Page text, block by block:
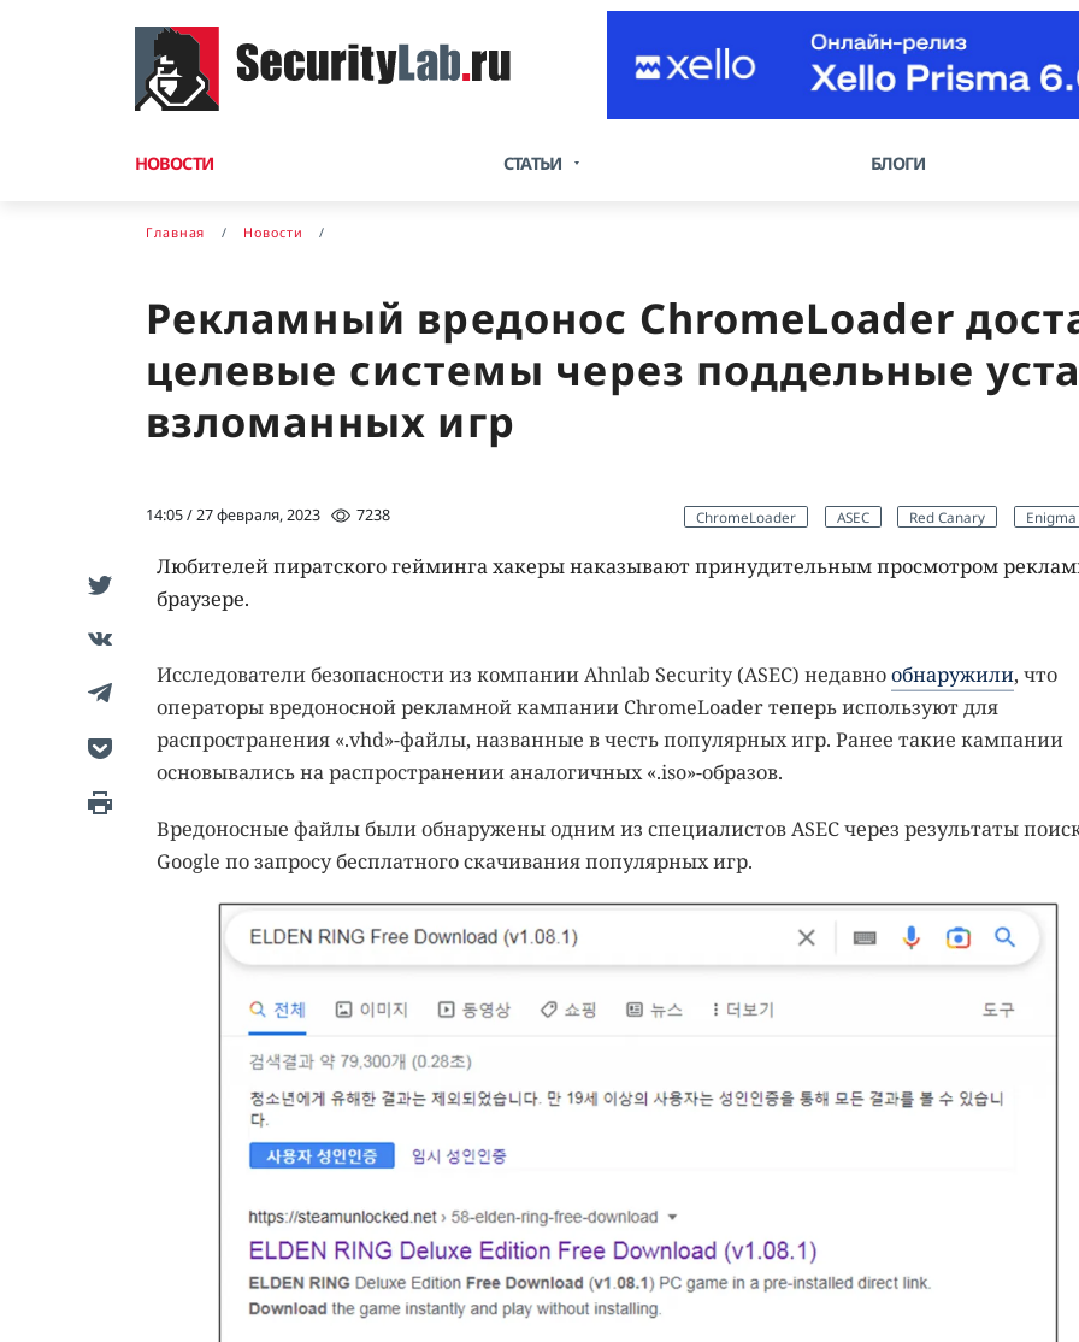
НОВОСТИ СТАТЬИ БЛОГИ
Главная Новости
Рекламный вредонос ChromeLoader
целевые системы через поддельные
взломанных игр
14:05 / 27 февраля, 2023 7238 ChromeLoader ASEC Red Canary Enigma
Любителей пиратского гейминга хакеры наказывают принудительным просмотром
браузере.
Исследователи безопасности из компании Ahnlab Security (ASEC) недавнообнаружили, что
операторы вредоносной рекламной кампании ChromeLoader теперь используют для
распространения «.vhd»-файлы, названные в честь популярных игр. Ранее такие кампании
основывались на распространении аналогичных «.iso»-образов.
Вредоносные файлы были обнаружены одним из специалистов ASEC через результаты
Google по запросу бесплатного скачивания популярных игр.